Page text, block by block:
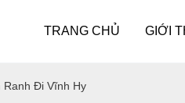
TRANG CHỦ GIỚI
Ranh Đi Vĩnh Hy